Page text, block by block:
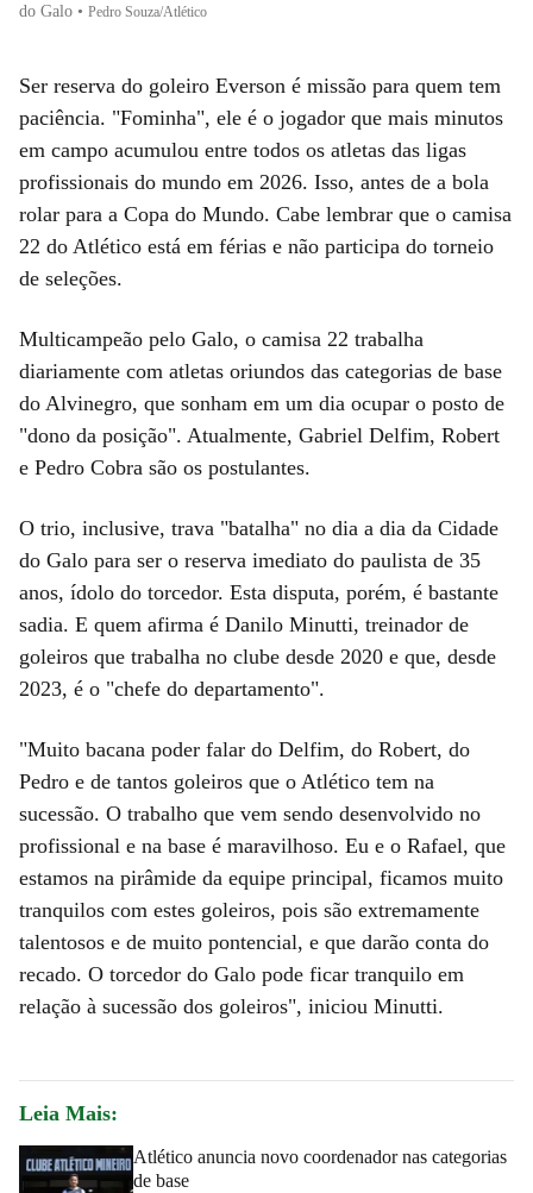
do Galo • Pedro Souza/Atlético
Ser reserva do goleiro Everson é missão para quem tem
paciência. "Fominha", ele é o jogador que mais minutos
em campo acumulou entre todos os atletas das ligas
profissionais do mundo em 2026. Isso, antes de a bola
rolar para a Copa do Mundo. Cabe lembrar que o camisa
22 do Atlético está em férias e não participa do torneio
de seleções.
Multicampeão pelo Galo, o camisa 22 trabalha
diariamente com atletas oriundos das categorias de base
do Alvinegro, que sonham em um dia ocupar o posto de
"dono da posição". Atualmente, Gabriel Delfim, Robert
e Pedro Cobra são os postulantes.
O trio, inclusive, trava "batalha" no dia a dia da Cidade
do Galo para ser o reserva imediato do paulista de 35
anos, ídolo do torcedor. Esta disputa, porém, é bastante
sadia. E quem afirma é Danilo Minutti, treinador de
goleiros que trabalha no clube desde 2020 e que, desde
2023, é o "chefe do departamento".
"Muito bacana poder falar do Delfim, do Robert, do
Pedro e de tantos goleiros que o Atlético tem na
sucessão. O trabalho que vem sendo desenvolvido no
profissional e na base é maravilhoso. Eu e o Rafael, que
estamos na pirâmide da equipe principal, ficamos muito
tranquilos com estes goleiros, pois são extremamente
talentosos e de muito pontencial, e que darão conta do
recado. O torcedor do Galo pode ficar tranquilo em
relação à sucessão dos goleiros", iniciou Minutti.
Leia Mais:
Atlético anuncia novo coordenador nas categorias
de base